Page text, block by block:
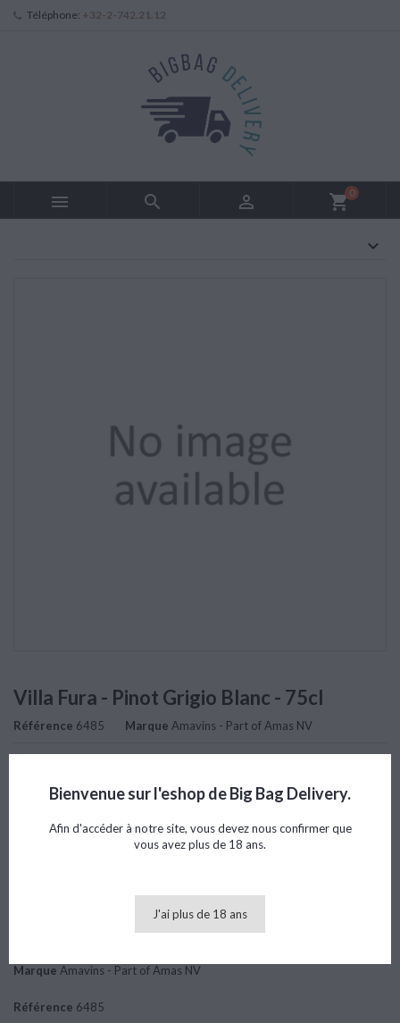
Téléphone: +32-2-742.21.12
   shopping_cart0
Villa Fura - Pinot Grigio Blanc - 75cl
Référence 6485 Marque Amavins - Part of Amas NV
13,15 € TTC
DÉTAILS DU PRODUIT AVIS
Marque Amavins - Part of Amas NV
Référence 6485
Bienvenue sur l'eshop de Big Bag Delivery.
Afin d'accéder à notre site, vous devez nous confirmer que
vous avez plus de 18 ans.
J'ai plus de 18 ans